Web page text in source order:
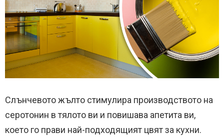
Слънчевото жълто стимулира производството на
серотонин в тялото ви и повишава апетита ви,
което го прави най-подходящият цвят за кухни.